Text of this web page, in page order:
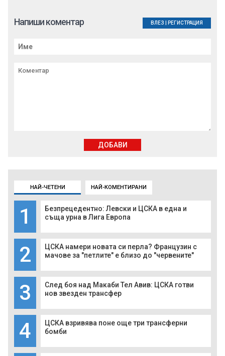
НАЙ-ЧЕТЕНИ НАЙ-КОМЕНТИРАНИ
1
Безпрецедентно: Левски и ЦСКА в една и
съща урна в Лига Европа
2
ЦСКА намери новата си перла? Французин с
мачове за "петлите" е близо до "червените"
3
След боя над Макаби Тел Авив: ЦСКА готви
нов звезден трансфер
4
ЦСКА взривява поне още три трансферни
бомби
Напиши коментар ВЛЕЗ РЕГИСТРАЦИЯ
ДОБАВИ